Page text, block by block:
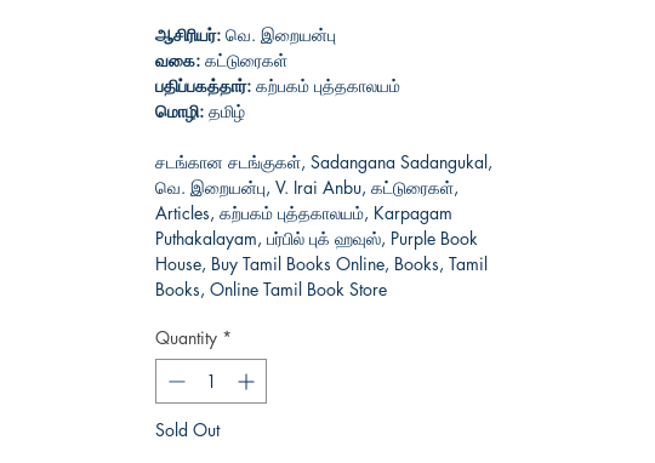
ஆசிரியர்: வெ. இறையன்பு
வகை: கட்டுரைகள்
பதிப்பகத்தார்: கற்பகம் புத்தகாலயம்
மொழி: தமிழ்
சடங்கான சடங்குகள், Sadangana Sadangukal,
வெ. இறையன்பு, V. Irai Anbu, கட்டுரைகள்,
Articles, கற்பகம் புத்தகாலயம், Karpagam
Puthakalayam, பர்பில் புக் ஹவுஸ், Purple Book
House, Buy Tamil Books Online, Books, Tamil
Books, Online Tamil Book Store
Quantity *
Sold Out